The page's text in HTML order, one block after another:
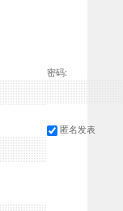
密码:
匿名发表